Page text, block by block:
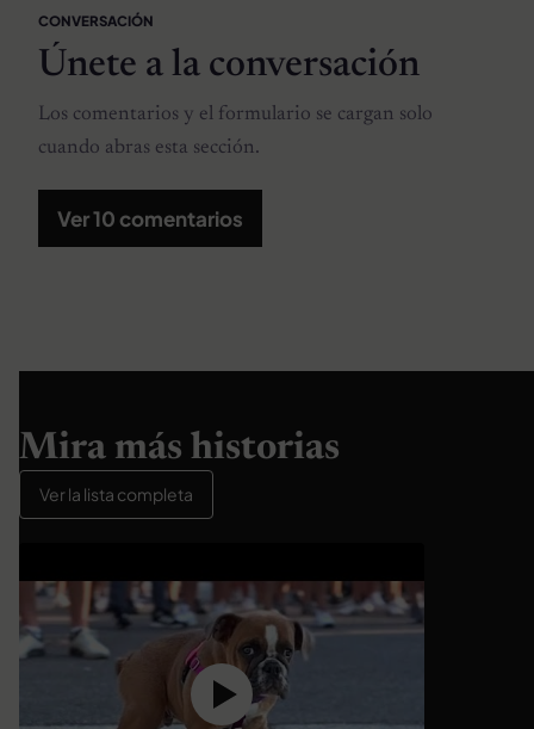
CONVERSACIÓN
Únete a la conversación
Los comentarios y el formulario se cargan solo
cuando abras esta sección.
Ver 10 comentarios
Mira más historias
Ver la lista completa